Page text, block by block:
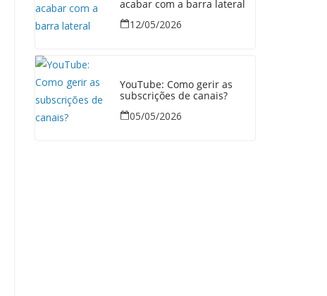
acabar com a barra lateral
12/05/2026
YouTube: Como gerir as
subscrições de canais?
05/05/2026